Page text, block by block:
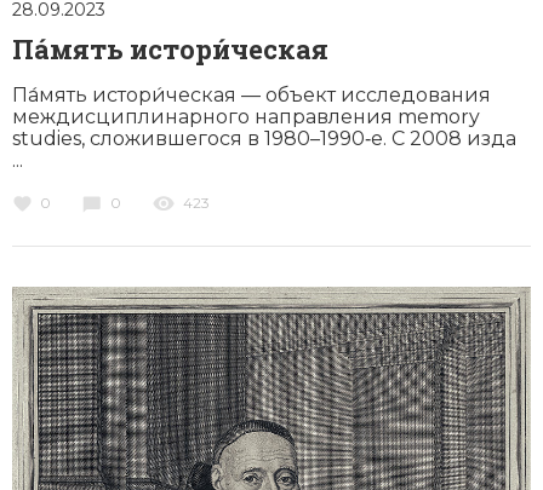
28.09.2023
Па́мять истори́ческая
Па́мять истори́ческая — объект исследования
междисциплинарного направления memory
studies, сложившегося в 1980–1990‑е. C 2008 изда
...
0 0 423